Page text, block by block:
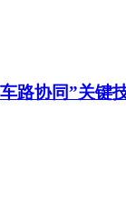
路协同”关键